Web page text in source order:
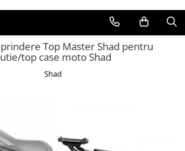
Top Master Shad pentru
top case moto Shad
Shad